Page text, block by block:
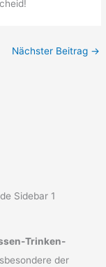
Nächster Beitrag →
Trinken-
der